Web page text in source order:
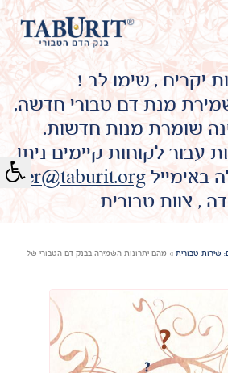
יקרים , שימו לב !
מנת דם טבורי חדשה,
שומרת מנות חדשות.
עבור לקוחות קיימים ניתן
באימייל
, צוות טבורית
שירות טבורית » מהם יתרונות השמירה בבנק דם הטבורי של